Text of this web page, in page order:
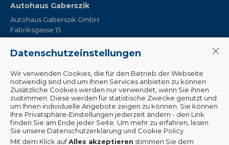
Autohaus Gaberszik
Autohaus Gaberszik GmbH
Fabriksgasse 15
8020 Graz
+43 316 710 171
office@ford-gaberszik.at
Infos
Wissenswertes & Aktuelles
Service & Werkstatt
Datenschutzeinstellungen
Wir verwenden Cookies, die für den Betrieb der Webseite
notwendig sind und um Ihnen Services anbieten zu können.
Zusätzliche Cookies werden nur verwendet, wenn Sie ihnen
zustimmen. Diese werden für statistische Zwecke genutzt und
um Ihnen individuelle Angebote zeigen zu können. Sie können
Ihre Privatsphäre-Einstellungen jederzeit ändern - den Link
finden Sie am Ende jeder Seite. Um mehr zu erfahren, lesen
Sie unsere Datenschutzerklärung und Cookie Policy.
Mit dem Klick aufAlles akzeptieren stimmen Sie dem